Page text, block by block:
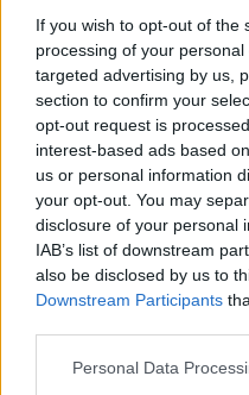
If you wish to opt-out of the
processing of your
targeted advertising by us,
section to confirm your
opt-out request is
interest-based ads based
us or personal information
your opt-out. You may
disclosure of your personal
IAB’s list of downstream
also be disclosed by us to
Downstream Participants
Please note that this
Personal Data
Pessoas
PORTO RH MEETING
Recursos Humanos
Sem Categoria
Sustentabilidade
Team Building
Tecnologias De